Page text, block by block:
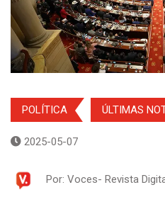
POLÍTICA ÚLTIMAS
2025-05-07
Por: Voces- Revista